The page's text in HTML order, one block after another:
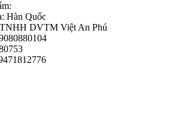
Hàn Quốc
DVTM Việt An Phú